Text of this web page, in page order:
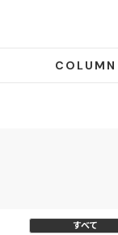
COLUMN
すべて